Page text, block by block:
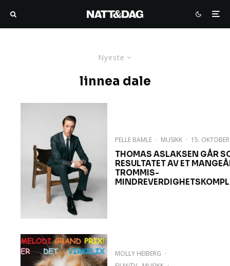
Nyeste
linnea dale
PELLE BAMLE · MUSIKK · 15.
THOMAS ASLAKSEN GÅR
RESULTATET AV ET
TROMMIS-
MOLLY HEIBERG ·